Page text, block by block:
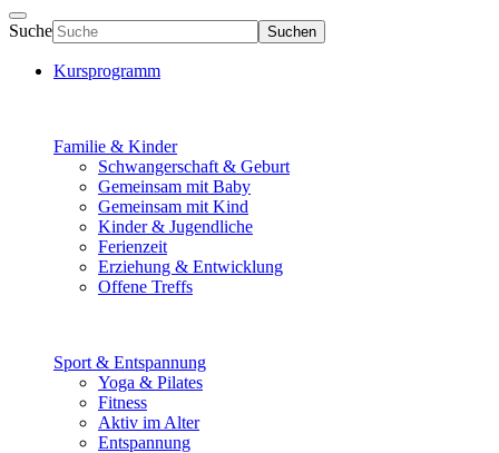
Suche Suchen
Kursprogramm
Familie & Kinder
Schwangerschaft & Geburt
Gemeinsam mit Baby
Gemeinsam mit Kind
Kinder & Jugendliche
Ferienzeit
Erziehung & Entwicklung
Offene Treffs
Sport & Entspannung
Yoga & Pilates
Fitness
Aktiv im Alter
Entspannung